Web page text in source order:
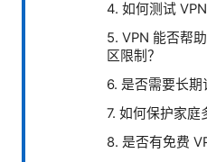
4. 如何测试
5. VPN 能否帮
区限制？
6. 是否需要长期
7. 如何保护家庭
8. 是否有免费